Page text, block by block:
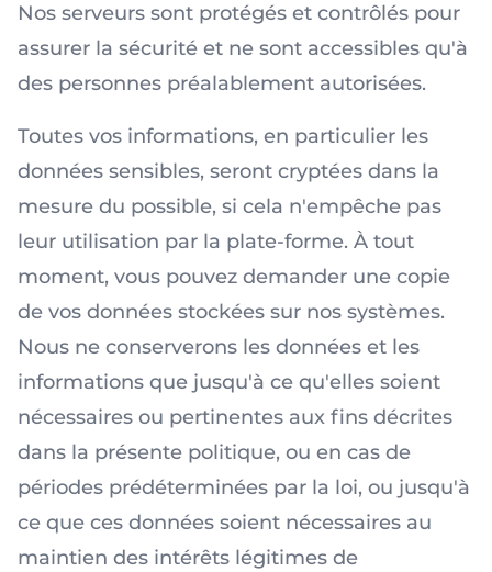
Nos serveurs sont protégés et contrôlés pour
assurer la sécurité et ne sont accessibles qu'à
des personnes préalablement autorisées.
Toutes vos informations, en particulier les
données sensibles, seront cryptées dans la
mesure du possible, si cela n'empêche pas
leur utilisation par la plate-forme. À tout
moment, vous pouvez demander une copie
de vos données stockées sur nos systèmes.
Nous ne conserverons les données et les
informations que jusqu'à ce qu'elles soient
nécessaires ou pertinentes aux fins décrites
dans la présente politique, ou en cas de
périodes prédéterminées par la loi, ou jusqu'à
ce que ces données soient nécessaires au
maintien des intérêts légitimes de